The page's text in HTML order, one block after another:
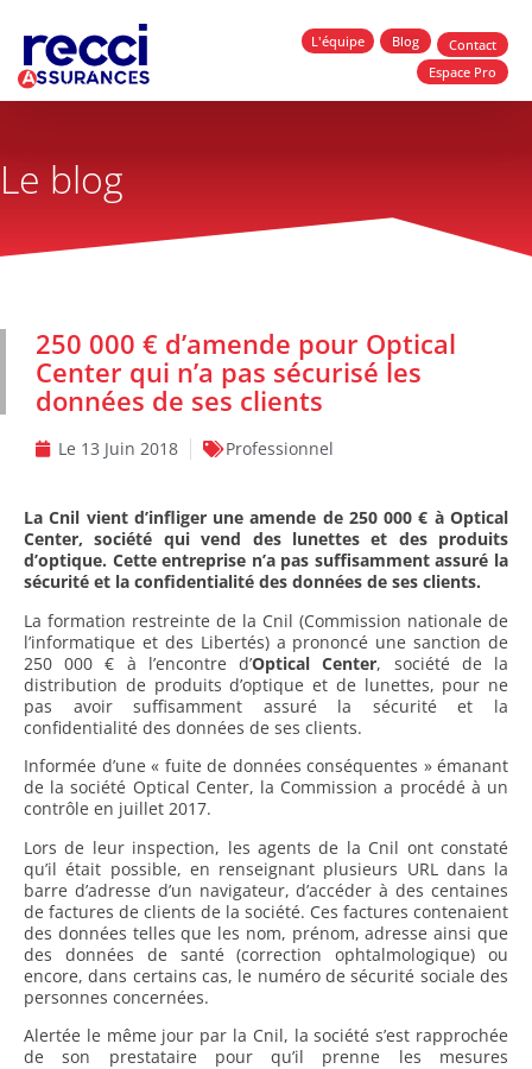
L'équipe Blog
Contact
Espace Pro
Le blog
250 000 € d’amende pour Optical
Center qui n’a pas sécurisé les
données de ses clients
Le 13 Juin 2018 Professionnel
La Cnil vient d’infliger une amende de 250 000 € à Optical
Center, société qui vend des lunettes et des produits
d’optique. Cette entreprise n’a pas suffisamment assuré la
sécurité et la confidentialité des données de ses clients.
La formation restreinte de la Cnil (Commission nationale de
l’informatique et des Libertés) a prononcé une sanction de
250 000 € à l’encontre d’Optical Center, société de la
distribution de produits d’optique et de lunettes, pour ne
pas avoir suffisamment assuré la sécurité et la
confidentialité des données de ses clients.
Informée d’une « fuite de données conséquentes » émanant
de la société Optical Center, la Commission a procédé à un
contrôle en juillet 2017.
Lors de leur inspection, les agents de la Cnil ont constaté
qu’il était possible, en renseignant plusieurs URL dans la
barre d’adresse d’un navigateur, d’accéder à des centaines
de factures de clients de la société. Ces factures contenaient
des données telles que les nom, prénom, adresse ainsi que
des données de santé (correction ophtalmologique) ou
encore, dans certains cas, le numéro de sécurité sociale des
personnes concernées.
Alertée le même jour par la Cnil, la société s’est rapprochée
de son prestataire pour qu’il prenne les mesures